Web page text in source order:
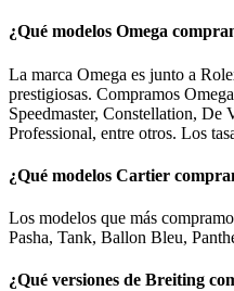
¿Qué modelos Omega
La marca Omega es junto a
prestigiosas. Compramos
Speedmaster, Constellation, De
Professional, entre otros. Los
¿Qué modelos Cartier
Los modelos que más
Pasha, Tank, Ballon Bleu,
¿Qué versiones de Breiting